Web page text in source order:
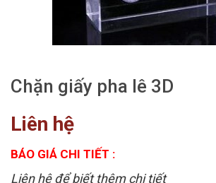
Chặn giấy pha lê 3D
Liên hệ
BÁO GIÁ CHI TIẾT :
Liên hệ để biết thêm chi tiết